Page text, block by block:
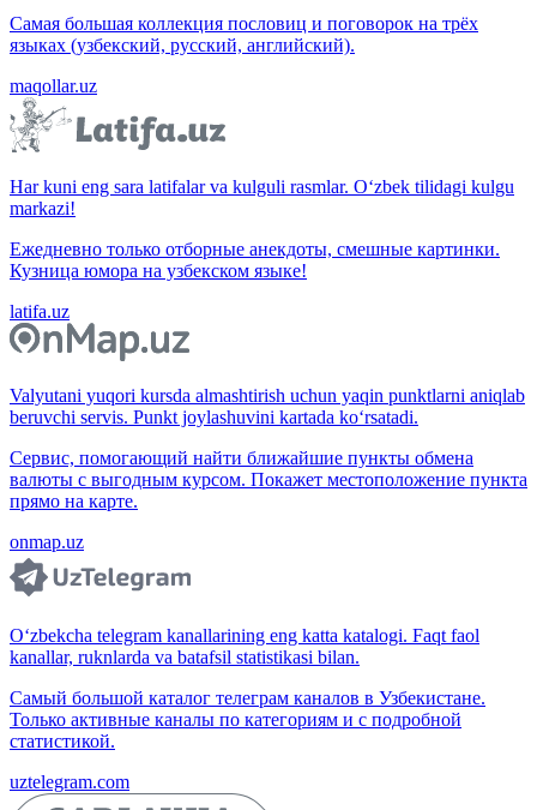
Самая большая коллекция пословиц и поговорок на трёх
языках (узбекский, русский, английский).
maqollar.uz
Har kuni eng sara latifalar va kulguli rasmlar. O‘zbek tilidagi kulgu
markazi!
Ежедневно только отборные анекдоты, смешные картинки.
Кузница юмора на узбекском языке!
latifa.uz
Valyutani yuqori kursda almashtirish uchun yaqin punktlarni aniqlab
beruvchi servis. Punkt joylashuvini kartada ko‘rsatadi.
Сервис, помогающий найти ближайшие пункты обмена
валюты с выгодным курсом. Покажет местоположение пункта
прямо на карте.
onmap.uz
O‘zbekcha telegram kanallarining eng katta katalogi. Faqt faol
kanallar, ruknlarda va batafsil statistikasi bilan.
Самый большой каталог телеграм каналов в Узбекистане.
Только активные каналы по категориям и с подробной
статистикой.
uztelegram.com